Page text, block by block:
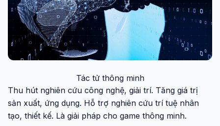
Tác tử thông minh
Thu hút nghiên cứu công nghệ, giải trí. Tăng giá trị
sản xuất, ứng dụng. Hỗ trợ nghiên cứu trí tuệ nhân
tạo, thiết kế. Là giải pháp cho game thông minh.